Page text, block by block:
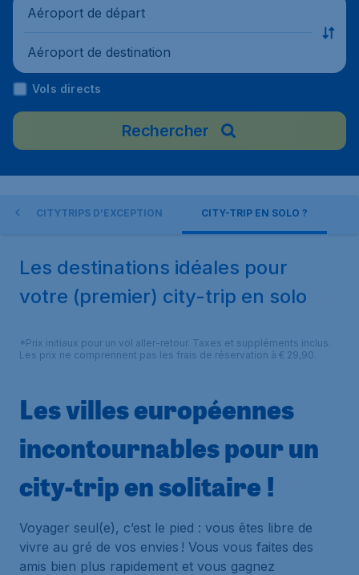
Aéroport de départ
Aéroport de destination
Vols directs
Rechercher
CITYTRIPS D'EXCEPTION CITY-TRIP EN SOLO ?
Les destinations idéales pour
votre (premier) city-trip en solo
*Prix initiaux pour un vol aller-retour. Taxes et suppléments inclus.
Les prix ne comprennent pas les frais de réservation à € 29,90.
Les villes européennes
incontournables pour un
city-trip en solitaire !
Voyager seul(e), c’est le pied : vous êtes libre de
vivre au gré de vos envies ! Vous vous faites des
amis bien plus rapidement et vous gagnez